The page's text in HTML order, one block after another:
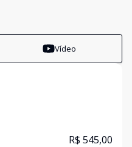
Vídeo
R$ 545,00